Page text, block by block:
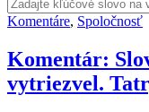
Komentáre, Spoločnosť
Komentár:
vytriezvel.